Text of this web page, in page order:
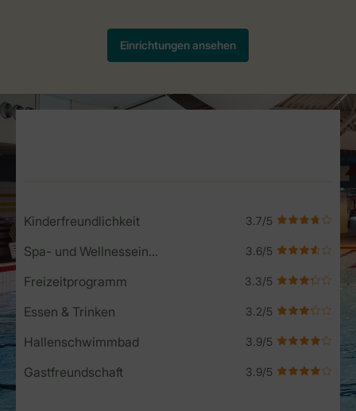
Service Rating from our guests
Kinderfreundlichkeit
Spa- und Wellnesseinrichtungen
Freizeitprogramm
Essen & Trinken
Hallenschwimmbad
Gastfreundschaft